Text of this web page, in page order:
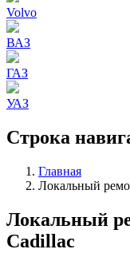
Volvo
ВАЗ
ГАЗ
УАЗ
Строка
Главная
Локальный
Локальный
Cadillac